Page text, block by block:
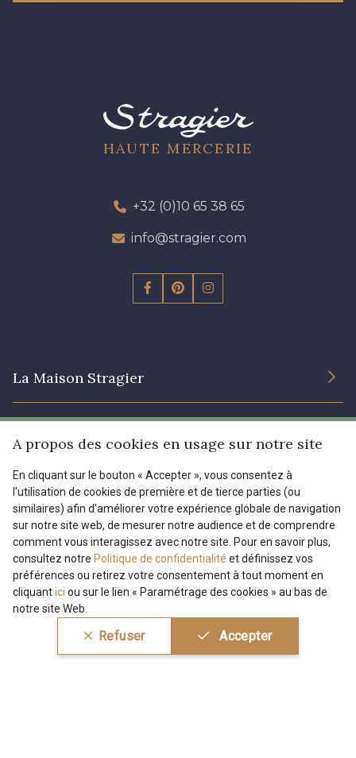
HAUTE MERCERIE
+32 (0)10 65 38 65
info@stragier.com
La Maison Stragier
Engagement durable et certificats
Conditions générales de vente
Paramétrage des cookies
Services
Nous contacter
Services aux professionnels
Magasins
Site
Chéques cadeaux
Prix réduits
Magazine
Aide
Livraison : France, Belgique, International
Retours & réclamations
A propos des cookies en usage sur notre site
En cliquant sur le bouton « Accepter », vous consentez à
l'utilisation de cookies de première et de tierce parties (ou
similaires) afin d'améliorer votre expérience globale de navigation
sur notre site web, de mesurer notre audience et de comprendre
comment vous interagissez avec notre site. Pour en savoir plus,
consultez notre Politique de confidentialité et définissez vos
préférences ou retirez votre consentement à tout moment en
cliquantici ou sur le lien « Paramétrage des cookies » au bas de
notre site Web.
Refuser Accepter